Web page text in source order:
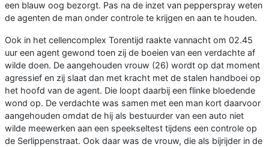
een blauw oog bezorgt. Pas na de inzet van pepperspray weten
de agenten de man onder controle te krijgen en aan te houden.
Ook in het cellencomplex Torentijd raakte vannacht om 02.45
uur een agent gewond toen zij de boeien van een verdachte af
wilde doen. De aangehouden vrouw (26) wordt op dat moment
agressief en zij slaat dan met kracht met de stalen handboei op
het hoofd van de agent. Die loopt daarbij een flinke bloedende
wond op. De verdachte was samen met een man kort daarvoor
aangehouden omdat de hij als bestuurder van een auto niet
wilde meewerken aan een speekseltest tijdens een controle op
de Serlippenstraat. Ook daar was de vrouw, die als bijrijder in de